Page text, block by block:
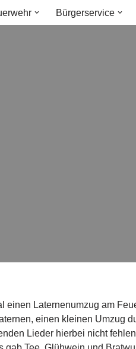
Bürgerservice
einen Laternenumzug am
einen kleinen Umzug
Lieder hierbei nicht